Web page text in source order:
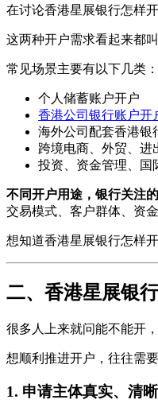
在讨论香港星展银行怎样
这两种开户需求看起来都
常见场景主要有以下几类：
个人储蓄账户开户
香港公司银行账户开
海外公司配套香港银
跨境电商、外贸、进
投资、资金管理、国
不同开户用途，银行关注
交易模式、客户群体、资
想知道香港星展银行怎样
二、香港星展银
很多人上来就问能不能开
想顺利推进开户，往往需
1. 申请主体真实、清晰